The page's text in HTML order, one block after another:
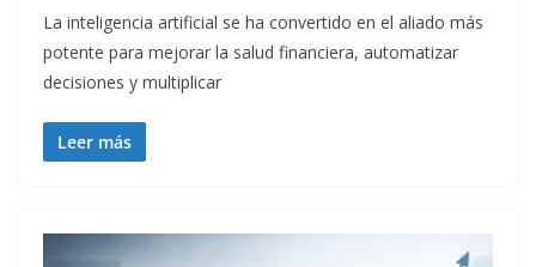
La inteligencia artificial se ha convertido en el aliado más
potente para mejorar la salud financiera, automatizar
decisiones y multiplicar
Leer más